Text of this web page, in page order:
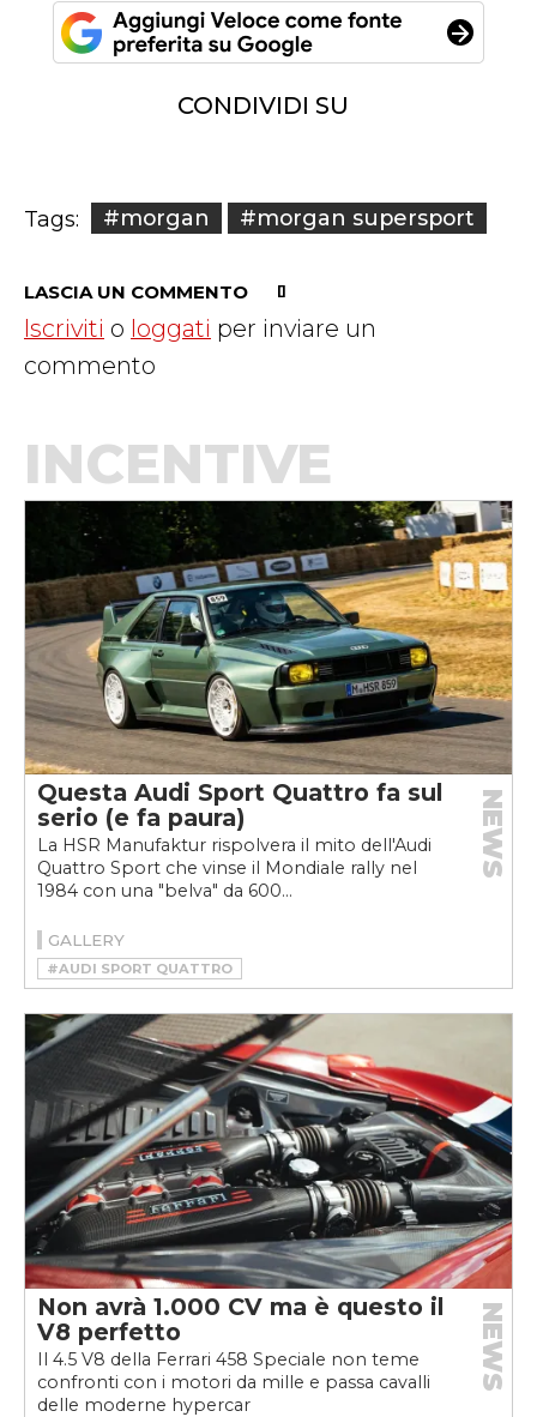
CONDIVIDI SU
Tags: #morgan #morgan supersport
LASCIA UN COMMENTO
Iscriviti o loggati per inviare un
commento
INCENTIVE
Questa Audi Sport Quattro fa sul
serio (e fa paura)
La HSR Manufaktur rispolvera il mito dell'Audi
Quattro Sport che vinse il Mondiale rally nel
1984 con una "belva" da 600...
NEWS
GALLERY
#AUDI SPORT QUATTRO
#HSR MANUFAKTUR
#RESTOMOD
Non avrà 1.000 CV ma è questo il
V8 perfetto
Il 4.5 V8 della Ferrari 458 Speciale non teme
confronti con i motori da mille e passa cavalli
delle moderne hypercar
NEWS